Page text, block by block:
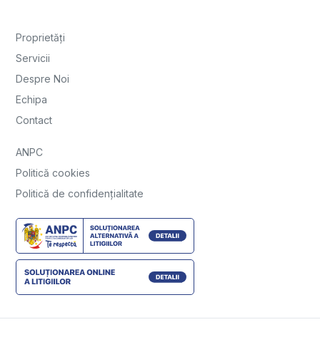
Proprietăți
Servicii
Despre Noi
Echipa
Contact
ANPC
Politică cookies
Politică de confidențialitate